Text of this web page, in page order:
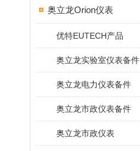
奥立龙Orion仪表
优特EUTECH产品
奥立龙实验室仪表备件
奥立龙电力仪表备件
奥立龙市政仪表备件
奥立龙市政仪表